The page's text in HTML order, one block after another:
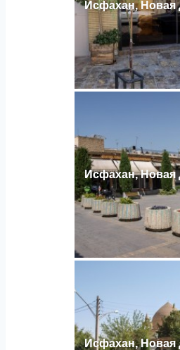
Исфахан,
Исфахан,
Исфахан,